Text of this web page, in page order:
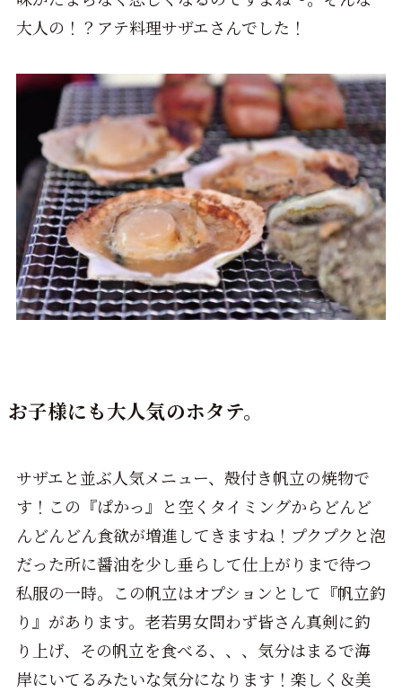
大人の！？アテ料理サザエさんでした！
お子様にも大人気のホタテ。
サザエと並ぶ人気メニュー、殻付き帆立の焼物で
す！この『ぱかっ』と空くタイミングからどんど
んどんどん食欲が増進してきますね！プクプクと泡
だった所に醤油を少し垂らして仕上がりまで待つ
私服の一時。この帆立はオプションとして『帆立釣
り』があります。老若男女問わず皆さん真剣に釣
り上げ、その帆立を食べる、、、気分はまるで海
岸にいてるみたいな気分になります！楽しく＆美